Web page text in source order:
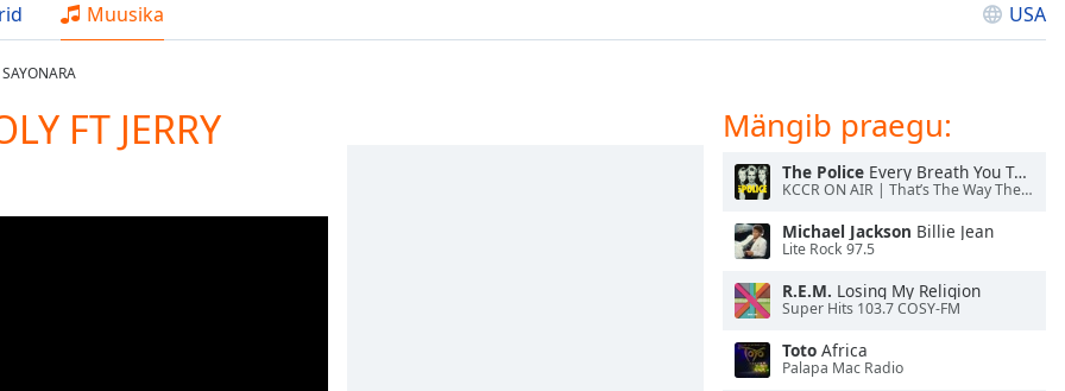
Muusika USA
FT JERRY
Mängib praegu:
The Police Every Breath You Take
KCCR ON AIR | That’s The Way The Cookie Crumbles
Michael Jackson Billie Jean
Lite Rock 97.5
R.E.M. Losing My Religion
Super Hits 103.7 COSY-FM
Toto Africa
Palapa Mac Radio